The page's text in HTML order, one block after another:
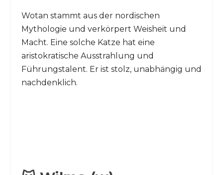
Wotan stammt aus der nordischen
Mythologie und verkörpert Weisheit und
Macht. Eine solche Katze hat eine
aristokratische Ausstrahlung und
Führungstalent. Er ist stolz, unabhängig und
nachdenklich.